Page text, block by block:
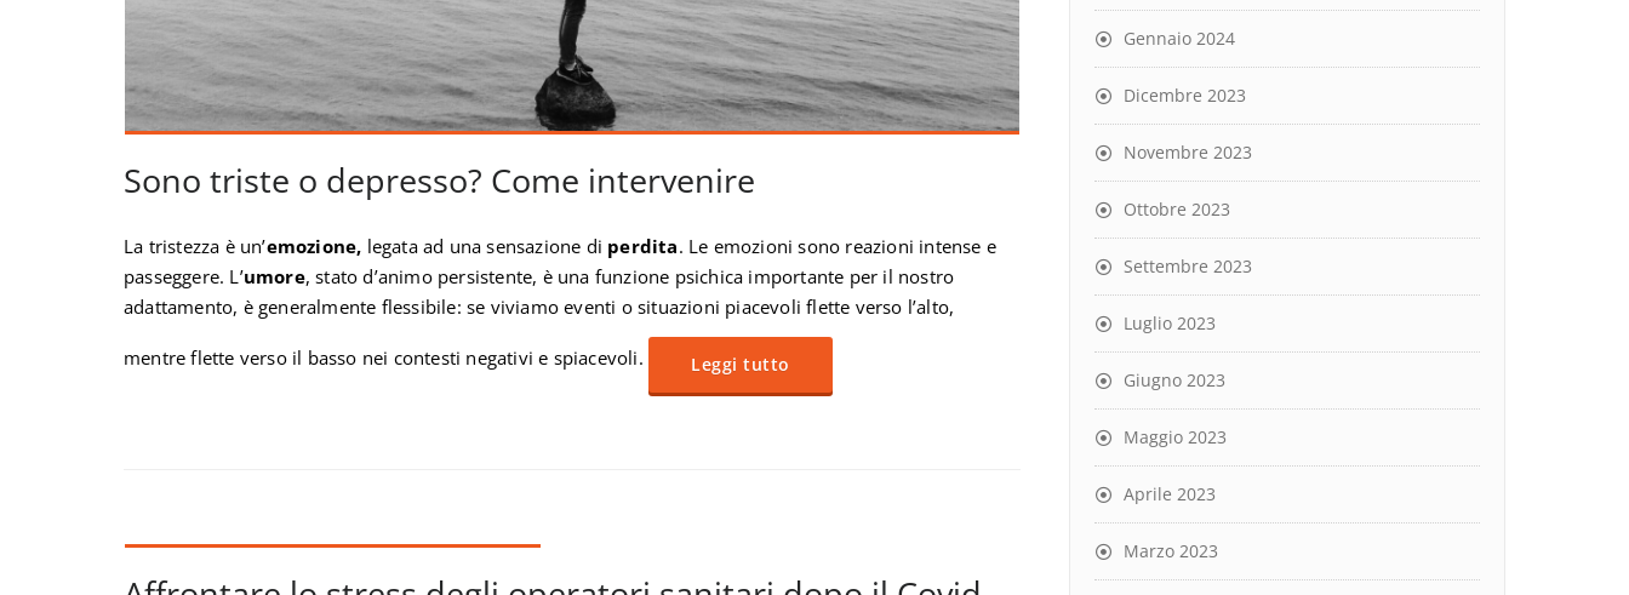
Sono triste o depresso? Come intervenire
La tristezza è un’emozione, legata ad una sensazione di perdita. Le emozioni sono reazioni intense e
passeggere. L’umore, stato d’animo persistente, è una funzione psichica importante per il nostro
adattamento, è generalmente flessibile: se viviamo eventi o situazioni piacevoli flette verso l’alto,
mentre flette verso il basso nei contesti negativi e spiacevoli. Leggi tutto
Gennaio 2024
Dicembre 2023
Novembre 2023
Ottobre 2023
Settembre 2023
Luglio 2023
Giugno 2023
Maggio 2023
Aprile 2023
Marzo 2023